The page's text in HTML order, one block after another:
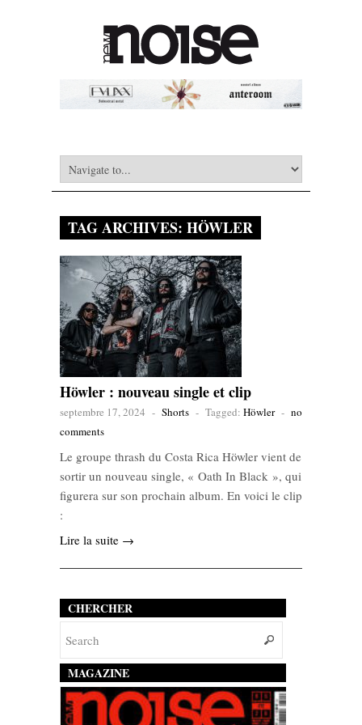
TAG ARCHIVES: HÖWLER
Höwler : nouveau single et clip
septembre 17, 2024 - Shorts - Tagged: Höwler - no
comments
Le groupe thrash du Costa Rica Höwler vient de
sortir un nouveau single, « Oath In Black », qui
figurera sur son prochain album. En voici le clip
:
Lire la suite →
CHERCHER
MAGAZINE